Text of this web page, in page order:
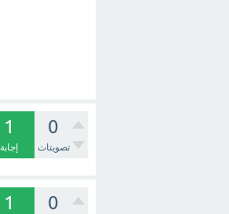
0
تصويتات
1
إجابة
0
1